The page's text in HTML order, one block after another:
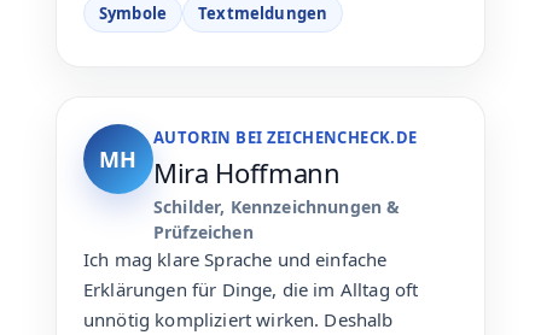
Symbole Textmeldungen
MH
AUTORIN BEI ZEICHENCHECK.DE
Mira Hoffmann
Schilder, Kennzeichnungen &
Prüfzeichen
Ich mag klare Sprache und einfache
Erklärungen für Dinge, die im Alltag oft
unnötig kompliziert wirken. Deshalb